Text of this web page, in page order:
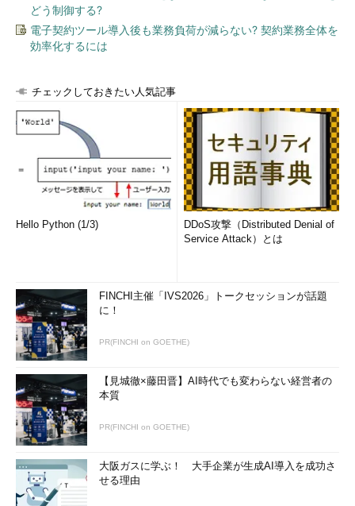
どう制御する?
電子契約ツール導入後も業務負荷が減らない? 契約業務全体を
効率化するには
チェックしておきたい人気記事
Hello Python (1/3)
DDoS攻撃（Distributed Denial of
Service Attack）とは
FINCHI主催「IVS2026」トークセッションが話題
に！
PR(FINCHI on GOETHE)
【見城徹×藤田晋】AI時代でも変わらない経営者の
本質
PR(FINCHI on GOETHE)
大阪ガスに学ぶ！ 大手企業が生成AI導入を成功さ
せる理由